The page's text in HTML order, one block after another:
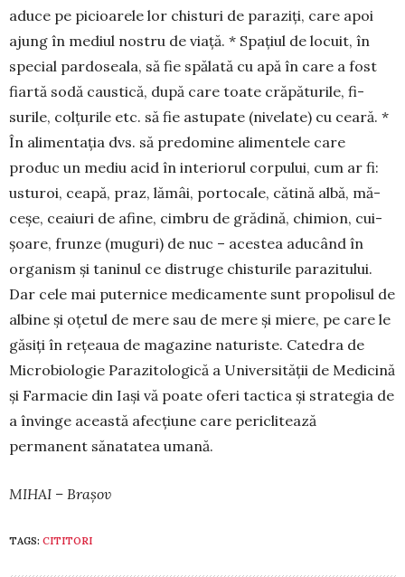
aduce pe picioarele lor chisturi de pa­ra­ziți, care apoi
ajung în mediul nostru de viață. * Spațiul de locuit, în
spe­cial pardoseala, să fie spă­lată cu apă în care a fost
fiartă sodă ca­ustică, după care toate crăpăturile, fi­­
surile, col­țurile etc. să fie astu­pate (ni­ve­late) cu ceară. *
În ali­men­tația dvs. să predomine alimen­te­le care
produc un me­diu acid în inte­riorul corpului, cum ar fi:
us­turoi, cea­pă, praz, lă­mâi, por­tocale, cătină albă, mă­
ceșe, cea­iuri de afi­ne, cimbru de gră­dină, chi­mion, cui­
șoare, frunze (muguri) de nuc – acestea adu­când în
organism și taninul ce distruge chistu­rile pa­ra­zitului.
Dar cele mai puternice me­dica­mente sunt propolisul de
albine și oțetul de mere sau de mere și miere, pe care le
găsiți în rețeaua de ma­gazine naturiste. Ca­tedra de
Microbiologie Pa­­ra­zi­to­lo­gică a Univer­sită­ții de Medicină
și Farmacie din Iași vă poate oferi tactica și strategia de
a în­vinge această afec­țiune care peri­cli­tea­ză
permanent sănatatea uma­nă.
MIHAI – Brașov
TAGS: CITITORI